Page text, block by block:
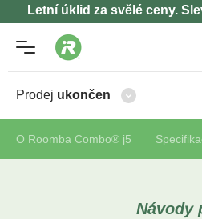
Letní úklid za svělé ceny.
Prodej ukončen
O Roomba Combo® j5
Návody